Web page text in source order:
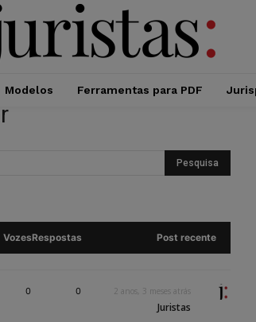
Modelos Ferramentas para PDF
VozesRespostas Post recente
0 0 2 anos, 3 meses atrás
Juristas